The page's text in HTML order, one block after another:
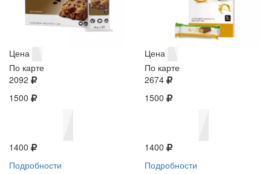
Цена
По карте
2092
1500
1400
Подробности
Цена
По карте
2674
1500
1400
Подробности